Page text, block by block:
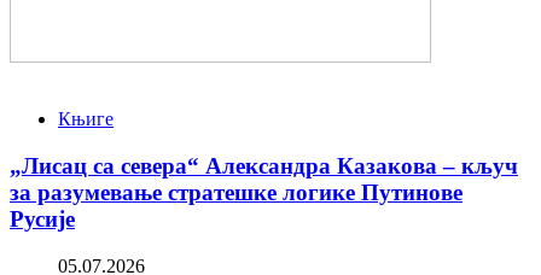
Књиге
„Лисац са севера“ Александра Казакова – кључ
за разумевање стратешке логике Путинове
Русије
05.07.2026